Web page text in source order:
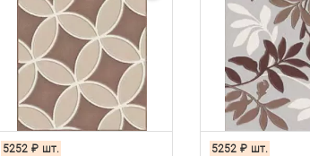
5252 ₽ шт. 5252 ₽ шт.